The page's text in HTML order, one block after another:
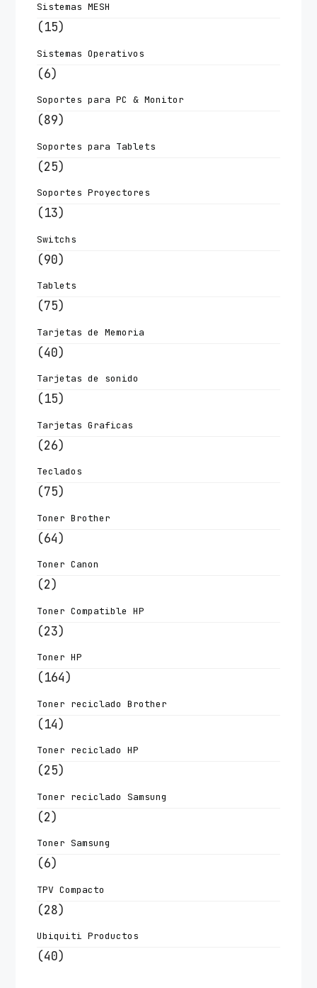
Sistemas MESH
(15)
Sistemas Operativos
(6)
Soportes para PC & Monitor
(89)
Soportes para Tablets
(25)
Soportes Proyectores
(13)
Switchs
(90)
Tablets
(75)
Tarjetas de Memoria
(40)
Tarjetas de sonido
(15)
Tarjetas Graficas
(26)
Teclados
(75)
Toner Brother
(64)
Toner Canon
(2)
Toner Compatible HP
(23)
Toner HP
(164)
Toner reciclado Brother
(14)
Toner reciclado HP
(25)
Toner reciclado Samsung
(2)
Toner Samsung
(6)
TPV Compacto
(28)
Ubiquiti Productos
(40)